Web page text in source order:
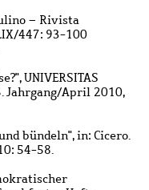
– Rivista
447: 93-100
UNIVERSITAS
Jahrgang/April 2010,
bündeln", in: Cicero.
54-58.